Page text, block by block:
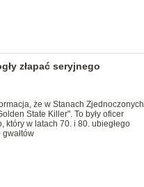
złapać seryjnego
że w Stanach Zjednoczonych
State Killer". To były oficer
który w latach 70. i 80. ubiegłego